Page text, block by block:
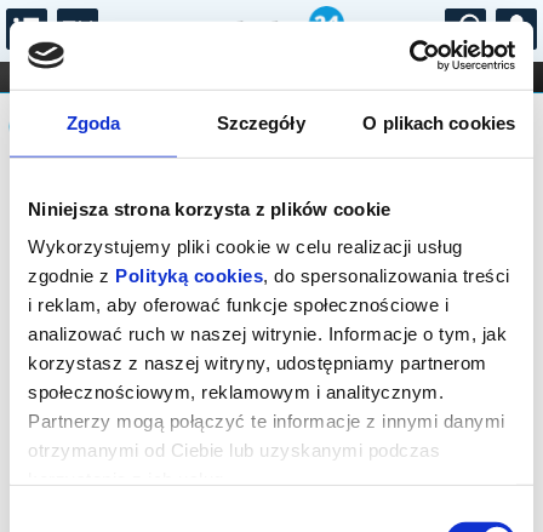
Zgoda Szczegóły O plikach cookies
Niniejsza strona korzysta z plików cookie
Wykorzystujemy pliki cookie w celu realizacji usług
zgodnie z Polityką cookies, do spersonalizowania treści
i reklam, aby oferować funkcje społecznościowe i
analizować ruch w naszej witrynie. Informacje o tym, jak
korzystasz z naszej witryny, udostępniamy partnerom
społecznościowym, reklamowym i analitycznym.
Partnerzy mogą połączyć te informacje z innymi danymi
otrzymanymi od Ciebie lub uzyskanymi podczas
...
FILHARMONIA OPERA I BALET
STAND-UP
DLA DZIECI
Komunikat
Sprzedaż biletów on-line na wydarzenie
została zakończona.